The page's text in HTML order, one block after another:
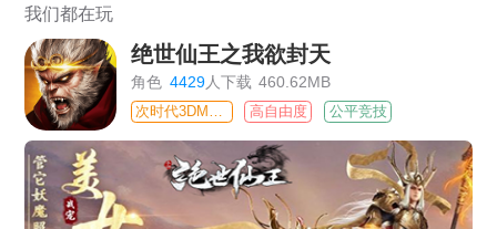
我们都在玩
绝世仙王之我欲封天
角色 4429人下载 460.62MB
高自由度 公平竞技